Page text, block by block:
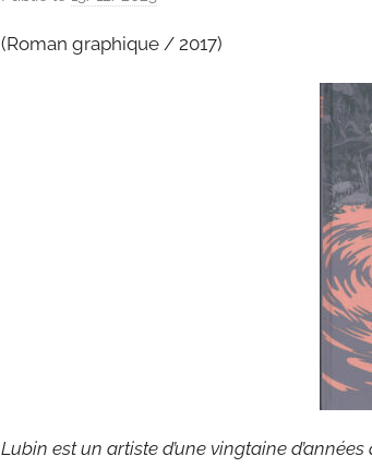
r
r
(Roman graphique / 2017)
Lubin est un artiste d’une vingtaine